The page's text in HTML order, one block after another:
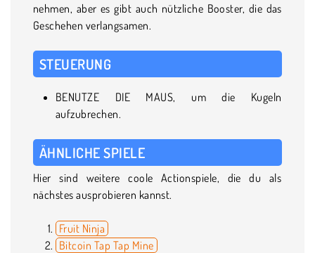
nehmen, aber es gibt auch nützliche Booster, die das
Geschehen verlangsamen.
STEUERUNG
BENUTZE DIE MAUS, um die Kugeln
aufzubrechen.
ÄHNLICHE SPIELE
Hier sind weitere coole Actionspiele, die du als
nächstes ausprobieren kannst.
Fruit Ninja
Bitcoin Tap Tap Mine